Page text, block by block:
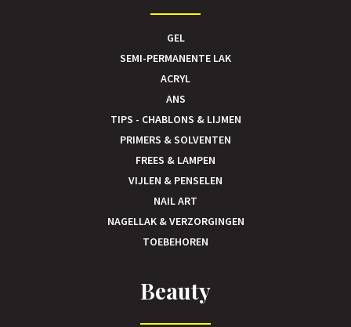
GEL
SEMI-PERMANENTE LAK
ACRYL
ANS
TIPS - CHABLONS & LIJMEN
PRIMERS & SOLVENTEN
FREES & LAMPEN
VIJLEN & PENSELEN
NAIL ART
NAGELLAK & VERZORGINGEN
TOEBEHOREN
Beauty